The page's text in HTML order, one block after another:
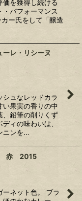
価を獲得し続ける
パフォーマンス
ー氏をして「醸造
ーレ・リシーヌ
ュなレッドカラ
い果実の香りの中
、鉛筆の削りくず
ィの味わいは、
ニンを…
赤 2015
ネット色。 ブラ